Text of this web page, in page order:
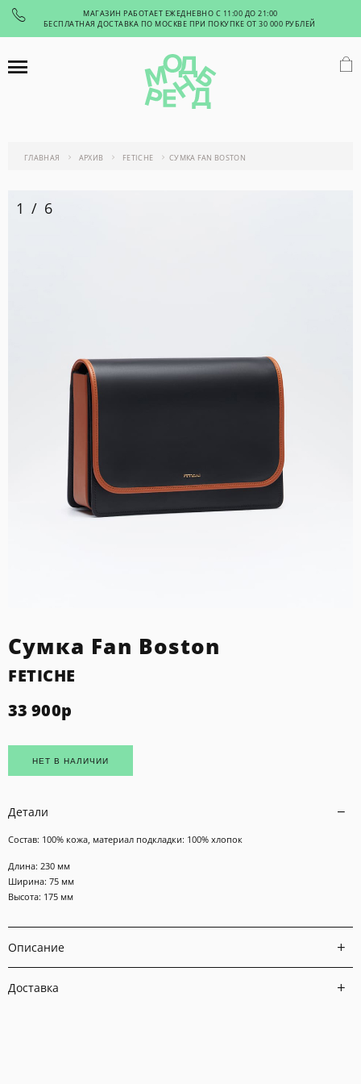
МАГАЗИН РАБОТАЕТ ЕЖЕДНЕВНО С 11:00 ДО 21:00
БЕСПЛАТНАЯ ДОСТАВКА ПО МОСКВЕ ПРИ ПОКУПКЕ ОТ 30 000 РУБЛЕЙ
ГЛАВНАЯ АРХИВ FETICHE СУМКА FAN BOSTON
1 / 6
Сумка Fan Boston
FETICHE
33 900р
НЕТ В НАЛИЧИИ
Детали
Состав: 100% кожа, материал подкладки: 100% хлопок
Длина: 230 мм
Ширина: 75 мм
Высота: 175 мм
Описание
Доставка